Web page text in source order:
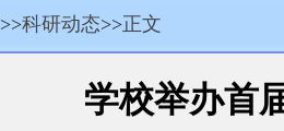
>>科研动态>>正文
学校举办首